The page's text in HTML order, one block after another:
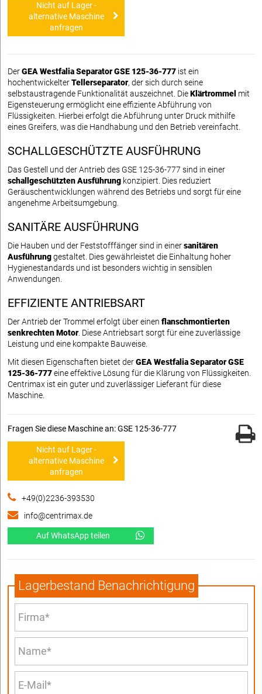
Nicht auf Lager -
alternative Maschine
anfragen
DerGEA Westfalia Separator GSE 125-36-777 ist ein
hochentwickelterTellerseparator, der sich durch seine
selbstaustragende Funktionalität auszeichnet. DieKlärtrommel mit
Eigensteuerung ermöglicht eine effiziente Abführung von
Flüssigkeiten. Hierbei erfolgt die Abführung unter Druck mithilfe
eines Greifers, was die Handhabung und den Betrieb vereinfacht.
SCHALLGESCHÜTZTE AUSFÜHRUNG
Das Gestell und der Antrieb des GSE 125-36-777 sind in einer
schallgeschützten Ausführung konzipiert. Dies reduziert
Geräuschentwicklungen während des Betriebs und sorgt für eine
angenehme Arbeitsumgebung.
SANITÄRE AUSFÜHRUNG
Die Hauben und der Feststofffänger sind in einersanitären
Ausführunggestaltet. Dies gewährleistet die Einhaltung hoher
Hygienestandards und ist besonders wichtig in sensiblen
Anwendungen.
EFFIZIENTE ANTRIEBSART
Der Antrieb der Trommel erfolgt über einen flanschmontierten
senkrechten Motor. Diese Antriebsart sorgt für eine zuverlässige
Leistung und eine kompakte Bauweise.
Mit diesen Eigenschaften bietet derGEA Westfalia Separator GSE
125-36-777eine effektive Lösung für die Klärung von Flüssigkeiten.
Centrimax ist ein guter und zuverlässiger Lieferant für diese
Maschine.
Fragen Sie diese Maschine an: GSE 125-36-777
Nicht auf Lager -
alternative Maschine
anfragen
+49(0)2236-393530
info@centrimax.de
Auf WhatsApp teilen
Lagerbestand Benachrichtigung